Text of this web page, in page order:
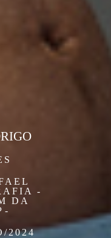
-
DA
2024